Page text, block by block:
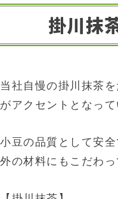
掛川抹
当社自慢の掛川抹茶
がアクセントとなって
小豆の品質として安
外の材料にもこだわ